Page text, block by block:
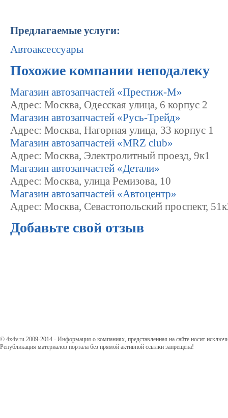
Предлагаемые услуги:
Автоаксессуары
Похожие компании неподалеку
Магазин автозапчастей «Престиж-М»
Адрес: Москва, Одесская улица, 6 корпус 2
Магазин автозапчастей «Русь-Трейд»
Адрес: Москва, Нагорная улица, 33 корпус 1
Магазин автозапчастей «MRZ club»
Адрес: Москва, Электролитный проезд, 9к1
Магазин автозапчастей «Детали»
Адрес: Москва, улица Ремизова, 10
Магазин автозапчастей «Автоцентр»
Адрес: Москва, Севастопольский проспект,
Добавьте свой отзыв
© 4x4v.ru 2009-2014 - Информация о компаниях, представленная на сайте носит
Републикация материалов портала без прямой активной ссылки запрещена!